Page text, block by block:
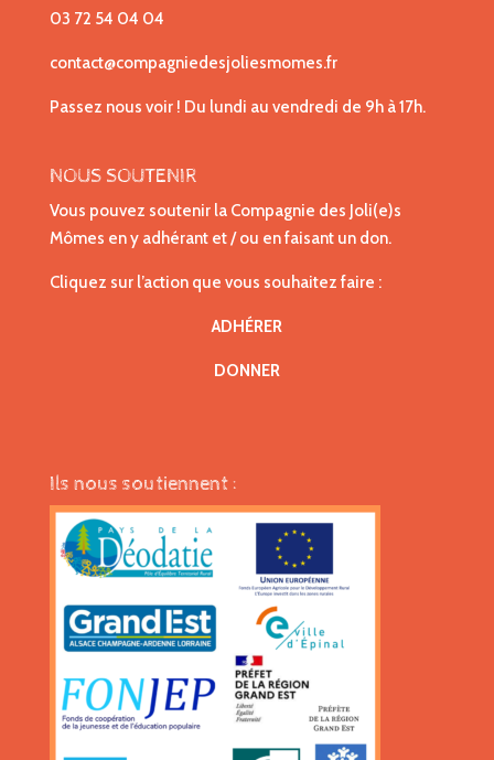
03 72 54 04 04
contact@compagniedesjoliesmomes.fr
Passez nous voir ! Du lundi au vendredi de 9h à 17h.
NOUS SOUTENIR
Vous pouvez soutenir la Compagnie des Joli(e)s
Mômes en y adhérant et / ou en faisant un don.
Cliquez sur l’action que vous souhaitez faire :
ADHÉRER
DONNER
Ils nous soutiennent :